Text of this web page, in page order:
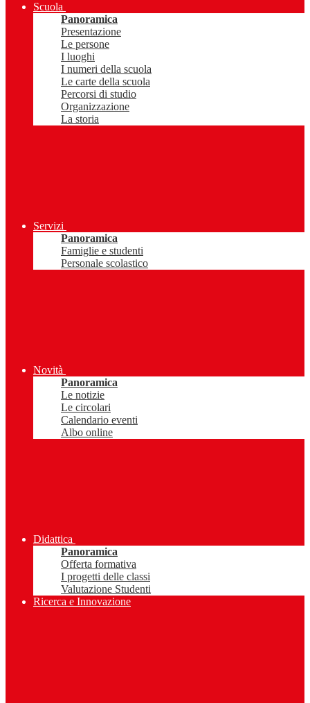
Scuola
Panoramica
Presentazione
Le persone
I luoghi
I numeri della scuola
Le carte della scuola
Percorsi di studio
Organizzazione
La storia
Servizi
Panoramica
Famiglie e studenti
Personale scolastico
Novità
Panoramica
Le notizie
Le circolari
Calendario eventi
Albo online
Didattica
Panoramica
Offerta formativa
I progetti delle classi
Valutazione Studenti
Ricerca e Innovazione